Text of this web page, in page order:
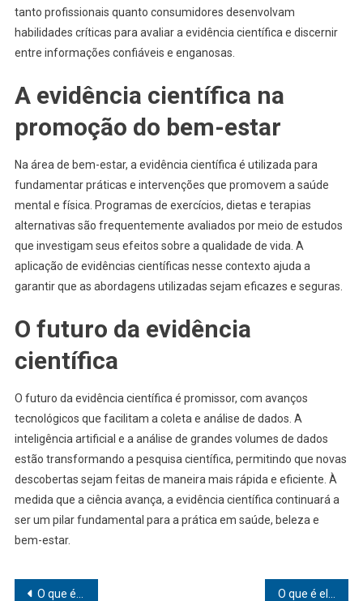
tanto profissionais quanto consumidores desenvolvam
habilidades críticas para avaliar a evidência científica e discernir
entre informações confiáveis e enganosas.
A evidência científica na
promoção do bem-estar
Na área de bem-estar, a evidência científica é utilizada para
fundamentar práticas e intervenções que promovem a saúde
mental e física. Programas de exercícios, dietas e terapias
alternativas são frequentemente avaliados por meio de estudos
que investigam seus efeitos sobre a qualidade de vida. A
aplicação de evidências científicas nesse contexto ajuda a
garantir que as abordagens utilizadas sejam eficazes e seguras.
O futuro da evidência
científica
O futuro da evidência científica é promissor, com avanços
tecnológicos que facilitam a coleta e análise de dados. A
inteligência artificial e a análise de grandes volumes de dados
estão transformando a pesquisa científica, permitindo que novas
descobertas sejam feitas de maneira mais rápida e eficiente. À
medida que a ciência avança, a evidência científica continuará a
ser um pilar fundamental para a prática em saúde, beleza e
bem-estar.
Navegação
O que é epidemiologia